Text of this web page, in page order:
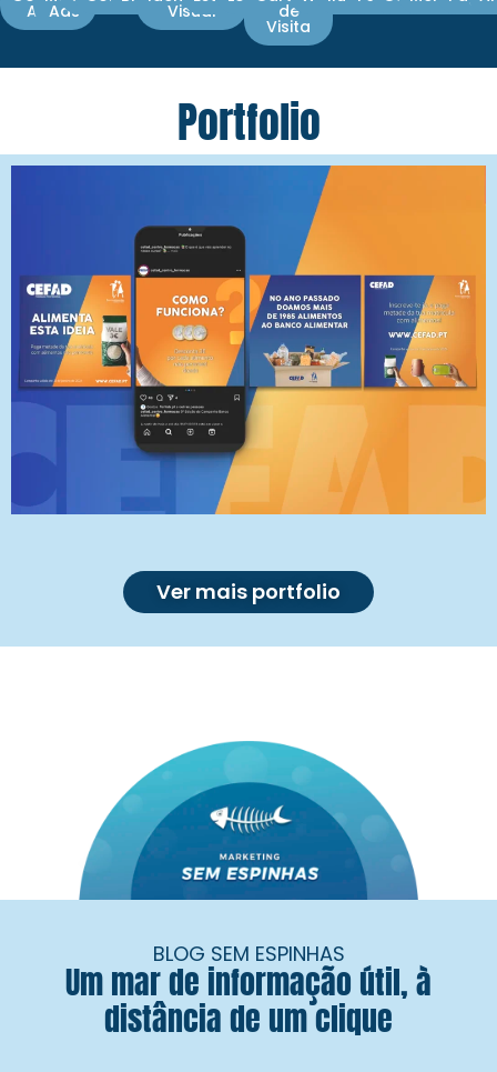
AdsAds Visual de
Visita
Portfolio
Ver mais portfolio
BLOG SEM ESPINHAS
Um mar de informação útil, à
distância de um clique